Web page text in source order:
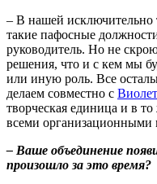
– В нашей исключительно
такие пафосные
руководитель. Но не
решения, что и с кем мы
или иную роль. Все
делаем совместно с
творческая единица и в
всеми организационными
– Ваше объединение
произошло за это время?